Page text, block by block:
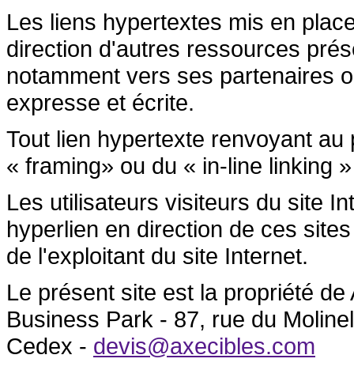
Les liens hypertextes mis en
direction d'autres ressources
notamment vers ses partenaires
expresse et écrite.
Tout lien hypertexte renvoyant
« framing» ou du « in-line linking
Les utilisateurs visiteurs du site
hyperlien en direction de ces
de l'exploitant du site Internet.
Le présent site est la propriété
Business Park - 87, rue du
Cedex - devis@axecibles.com